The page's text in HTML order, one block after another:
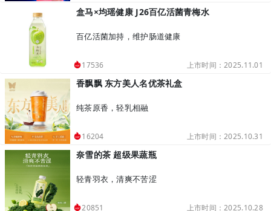
盒马×均瑶健康 J26百亿活菌青梅水
百亿活菌加持，维护肠道健康
17536 上市时间：2025.11.01
香飘飘 东方美人名优茶礼盒
纯茶原香，轻乳相融
16204 上市时间：2025.10.31
奈雪的茶 超级果蔬瓶
轻青羽衣，清爽不苦涩
20851 上市时间：2025.10.28